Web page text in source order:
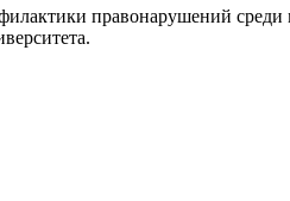
правонарушений